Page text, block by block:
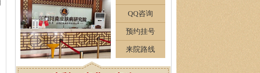
QQ咨询
预约挂号
来院路线